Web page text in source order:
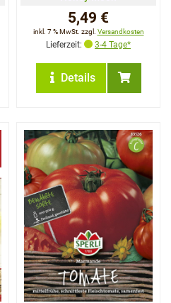
5,49 €
inkl. 7 % MwSt. zzgl. Versandkosten
Lieferzeit: 3-4 Tage*
Details